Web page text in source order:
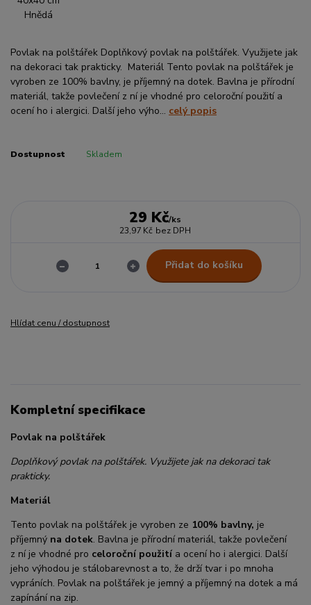
Povlak na polštářek Doplňkový povlak na polštářek. Využijete jak
na dekoraci tak prakticky. Materiál Tento povlak na polštářek je
vyroben ze 100% bavlny, je příjemný na dotek. Bavlna je přírodní
materiál, takže povlečení z ní je vhodné pro celoroční použití a
ocení ho i alergici. Další jeho výho... celý popis
Dostupnost Skladem
29 Kč/ks
23,97 Kč bez DPH
Přidat do košíku
Hlídat cenu / dostupnost
Kompletní specifikace
Povlak na polštářek
Doplňkový povlak na polštářek. Využijete jak na dekoraci tak
prakticky.
Materiál
Tento povlak na polštářek je vyroben ze 100% bavlny, je
příjemný na dotek. Bavlna je přírodní materiál, takže povlečení
z ní je vhodné pro celoroční použití a ocení ho i alergici. Další
jeho výhodou je stálobarevnost a to, že drží tvar i po mnoha
vypráních. Povlak na polštářek je jemný a příjemný na dotek a má
zapínání na zip.